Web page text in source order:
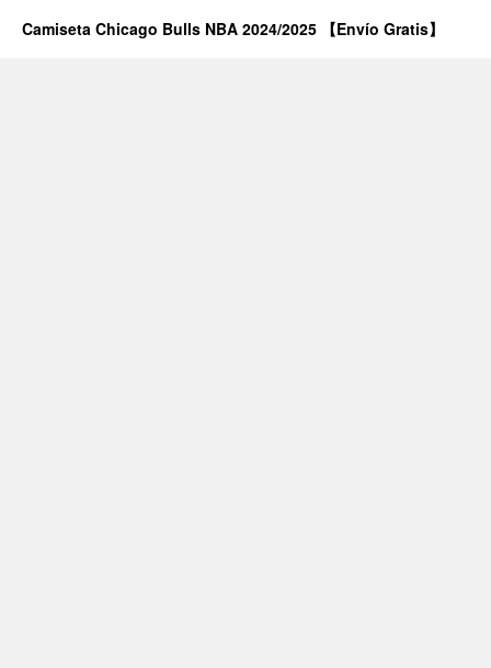
Camiseta Chicago Bulls NBA 2024/2025 【Envío Gratis】